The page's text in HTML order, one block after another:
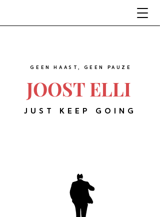
JOOST ELLI
GEEN HAAST, GEEN PAUZE
JUST KEEP GOING